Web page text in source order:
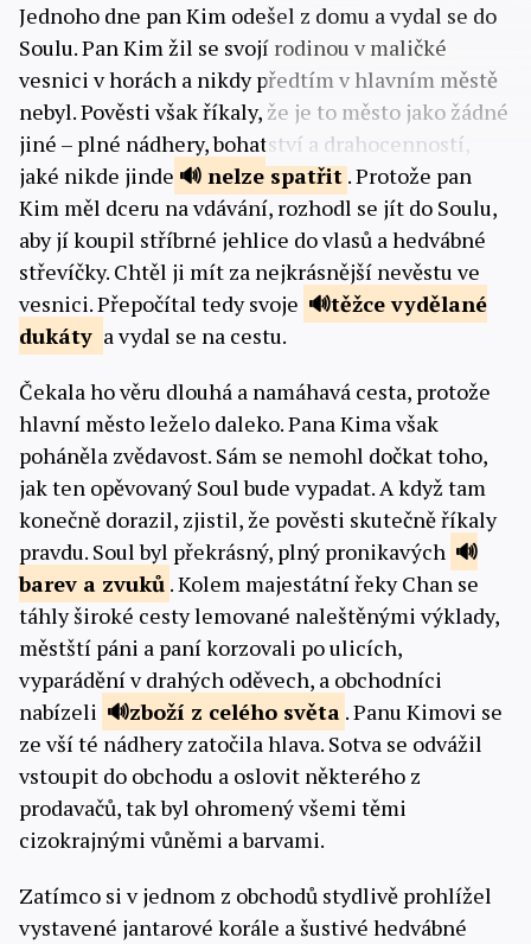
Jednoho dne pan Kim odešel z domu a vydal se do
Soulu. Pan Kim žil se svojí rodinou v maličké
vesnici v horách a nikdy předtím v hlavním městě
nebyl. Pověsti však říkaly, že je to město jako žádné
jiné – plné nádhery, bohatství a drahocenností,
jaké nikde jinde
nelzespatřit . Protože pan
Kim měl dceru na vdávání, rozhodl se jít do Soulu,
aby jí koupil stříbrné jehlice do vlasů a hedvábné
střevíčky. Chtěl ji mít za nejkrásnější nevěstu ve
vesnici. Přepočítal tedy svoje
těžce vydělané
dukáty a vydal se na cestu.
Čekala ho věru dlouhá a namáhavá cesta, protože
hlavní město leželo daleko. Pana Kima však
poháněla zvědavost. Sám se nemohl dočkat toho,
jak ten opěvovaný Soul bude vypadat. A když tam
konečně dorazil, zjistil, že pověsti skutečně říkaly
pravdu. Soul byl překrásný, plný pronikavých
barev a zvuků . Kolem majestátní řeky Chan se
táhly široké cesty lemované naleštěnými výklady,
městští páni a paní korzovali po ulicích,
vyparádění v drahých oděvech, a obchodníci
nabízeli
zboží z celého světa . Panu Kimovi se
ze vší té nádhery zatočila hlava. Sotva se odvážil
vstoupit do obchodu a oslovit některého z
prodavačů, tak byl ohromený všemi těmi
cizokrajnými vůněmi a barvami.
Zatímco si v jednom z obchodů stydlivě prohlížel
vystavené jantarové korále a šustivé hedvábné